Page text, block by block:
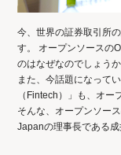
今、世界の証券取引所
す。 オープンソースの
のはなぜなのでしょうか
また、今話題になって
（Fintech）」も、オー
そんな、オープンソー
Japanの理事長である成